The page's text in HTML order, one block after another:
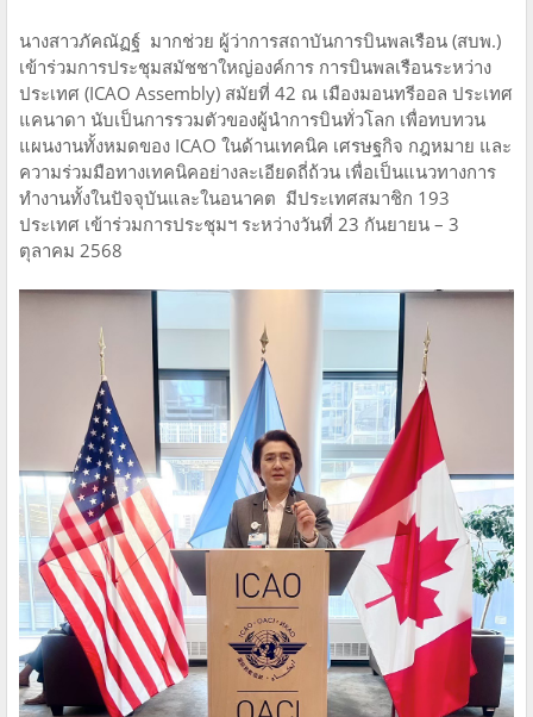
นางสาวภัคณัฏฐ์ มากช่วย ผู้ว่าการสถาบันการบินพลเรือน (สบพ.)
เข้าร่วมการประชุมสมัชชาใหญ่องค์การ การบินพลเรือนระหว่าง
ประเทศ (ICAO Assembly) สมัยที่ 42 ณ เมืองมอนทรีออล ประเทศ
แคนาดา นับเป็นการรวมตัวของผู้นำการบินทั่วโลก เพื่อทบทวน
แผนงานทั้งหมดของ ICAO ในด้านเทคนิค เศรษฐกิจ กฎหมาย และ
ความร่วมมือทางเทคนิคอย่างละเอียดถี่ถ้วน เพื่อเป็นแนวทางการ
ทำงานทั้งในปัจจุบันและในอนาคต มีประเทศสมาชิก 193
ประเทศ เข้าร่วมการประชุมฯ ระหว่างวันที่ 23 กันยายน – 3
ตุลาคม 2568